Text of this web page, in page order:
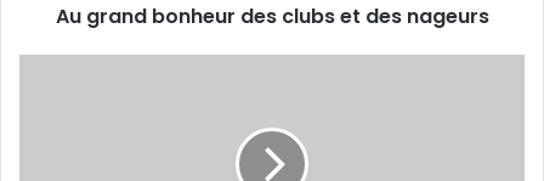
Au grand bonheur des clubs et des nageurs